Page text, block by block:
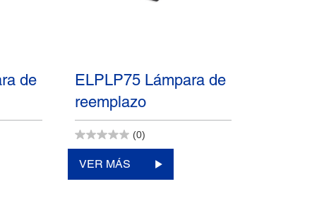
de
ELPLP75 Lámpara de
reemplazo
(0)
VER MÁS